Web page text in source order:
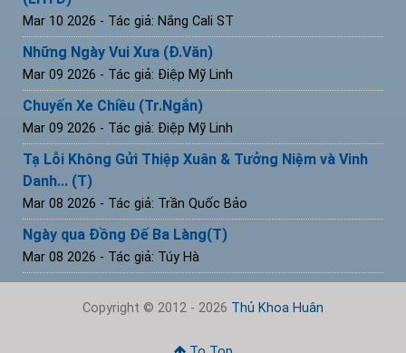
Mar 10 2026 - Tác giả: Nắng Cali ST
Những Ngày Vui Xưa (Đ.Văn)
Mar 09 2026 - Tác giả: Điệp Mỹ Linh
Chuyến Xe Chiều (Tr.Ngắn)
Mar 09 2026 - Tác giả: Điệp Mỹ Linh
Tạ Lỗi Không Gửi Thiệp Xuân & Tưởng Niệm và Vinh
Danh... (T)
Mar 08 2026 - Tác giả: Trần Quốc Bảo
Ngày qua Đồng Đế Ba Làng(T)
Mar 08 2026 - Tác giả: Túy Hà
Copyright © 2012 - 2026 Thủ Khoa Huân